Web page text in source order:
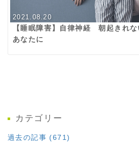
2021.08.20
【睡眠障害】自律神経 朝起きれ
あなたに
カテゴリー
過去の記事 (671)